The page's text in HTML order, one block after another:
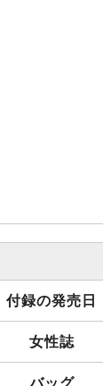
付録の発売日
女性誌
バッグ